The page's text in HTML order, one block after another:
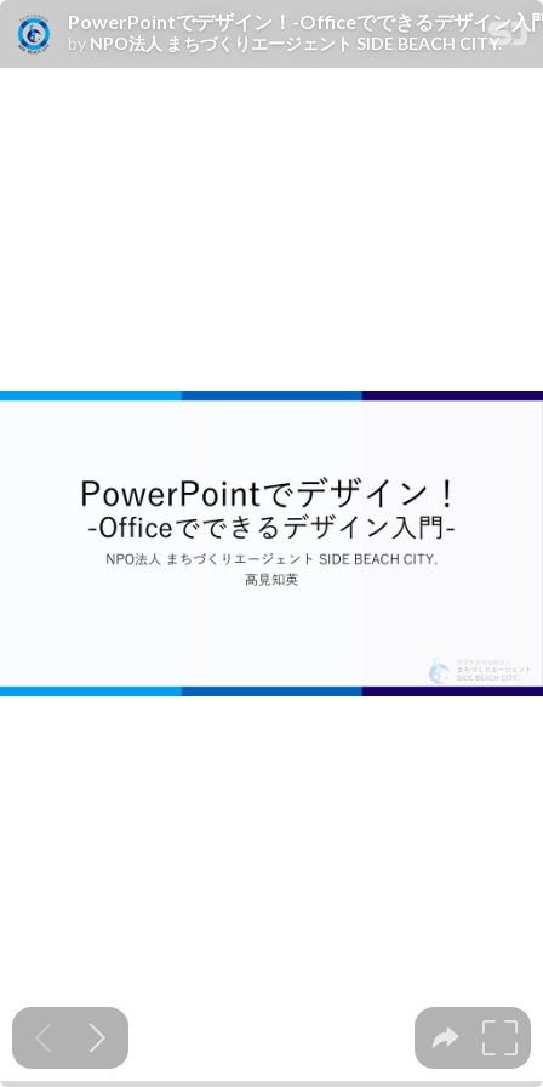
PowerPointでデザイン！-Officeでできるデザイン入
by NPO法人 まちづくりエージェント SIDE BEACH CITY.